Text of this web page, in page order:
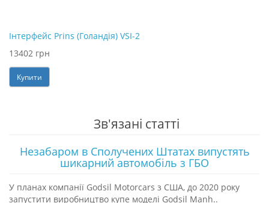
Інтерфейс Prins (Голандія) VSI-2
13402 грн
Купити
Зв'язані статті
Незабаром в Сполучених Штатах випустять
шикарний автомобіль з ГБО
У планах компанії Godsil Motorcars з США, до 2020 року
запустити виробництво купе моделі Godsil Manh..